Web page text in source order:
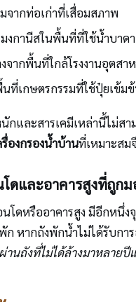
จากท่อเก่าที่เสื่อมสภาพ
งกานีสในพื้นที่ที่ใช้น้ำบาด
จากพื้นที่ใกล้โรงงานอุตสา
ที่เกษตรกรรมที่ใช้ปุ๋ยเข้ม
กและสารเคมีเหล่านี้ไม่ส
รื่องกรองน้ำบ้านที่เหมาะสม
ดและอาคารสูงที่ถูกม
โดหรืออาคารสูง มีอีกหนึ่
ก หากถังพักน้ำไม่ได้รับก
านถังที่ไม่ได้ล้างมาหลายปี